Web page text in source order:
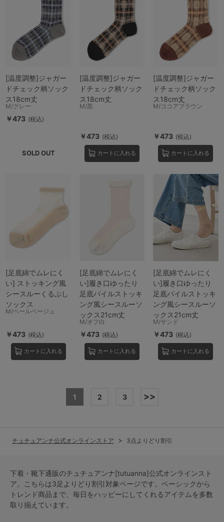
[温度調整]ジャガー
ドチェック柄ソック
ス18cm丈
M/グレー
￥473 (税込)
SOLD OUT
[温度調整]ジャガー
ドチェック柄ソック
ス18cm丈
M/黒
￥473 (税込)
カートに入れる
[温度調整]ジャガー
ドチェック柄ソック
ス18cm丈
M/ココアブラウン
￥473 (税込)
カートに入れる
[足底綿でムレにく
い] ストッキング風
シースルーくるぶし
ソックス
M/ペールベージュ
￥473 (税込)
カートに入れる
[足底綿でムレにく
い]履き口ゆったり
足底パイルストッキ
ング風シースルーソ
ックス21cm丈
M/オフ白
￥473 (税込)
カートに入れる
[足底綿でムレにく
い]履き口ゆったり
足底パイルストッキ
ング風シースルーソ
ックス21cm丈
M/サンド
￥473 (税込)
カートに入れる
1 2 3 >>
チュチュアンナ公式オンラインストア 3点よりどり割引
下着・靴下通販のチュチュアンナ[tutuanna]公式オンラインスト
ア。こちらは3足よりどり割引対象ページです。ベーシックから
トレンド商品まで、毎日をハッピーにしてくれるアイテムを多数
取り揃えています。